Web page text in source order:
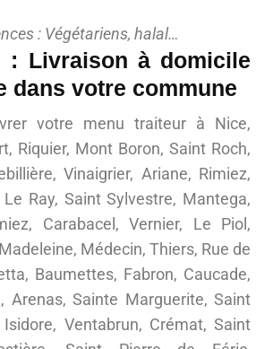
: Végétariens, halal…
: Livraison à domicile
dans votre commune
votre menu traiteur à Nice,
Riquier, Mont Boron, Saint Roch,
Vinaigrier, Ariane, Rimiez,
Ray, Saint Sylvestre, Mantega,
Carabacel, Vernier, Le Piol,
Médecin, Thiers, Rue de
Baumettes, Fabron, Caucade,
Arenas, Sainte Marguerite, Saint
Ventabrun, Crémat, Saint